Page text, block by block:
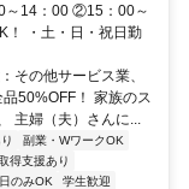
～14：00 ②15：00～
！ ・土・日・祝日勤
その他サービス業、
50%OFF！ 家族のス
主婦（夫）さんに...
副業・WワークOK
得支援あり
のみOK
学生歓迎